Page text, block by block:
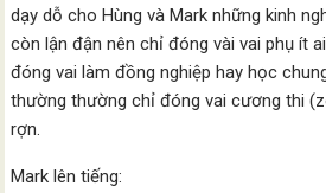
dạy dỗ cho Hùng và Mark những kinh
còn lận đận nên chỉ đóng vài vai phụ ít
đóng vai làm đồng nghiệp hay học
thường thường chỉ đóng vai cương thi
rợn.
Mark lên tiếng: